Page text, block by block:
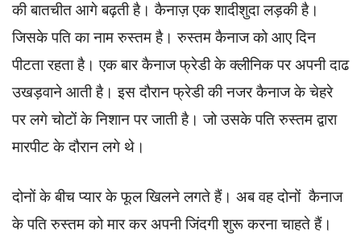
की बातचीत आगे बढ़ती है। कैनाज़ एक शादीशुदा लड़की है।
जिसके पति का नाम रुस्तम है। रुस्तम कैनाज को आए दिन
पीटता रहता है। एक बार कैनाज फ्रेडी के क्लीनिक पर अपनी दाढ
उखड़वाने आती है। इस दौरान फ्रेडी की नजर कैनाज के चेहरे
पर लगे चोटों के निशान पर जाती है। जो उसके पति रुस्तम द्वारा
मारपीट के दौरान लगे थे।
दोनों के बीच प्यार के फूल खिलने लगते हैं। अब वह दोनों कैनाज
के पति रुस्तम को मार कर अपनी जिंदगी शुरू करना चाहते हैं।